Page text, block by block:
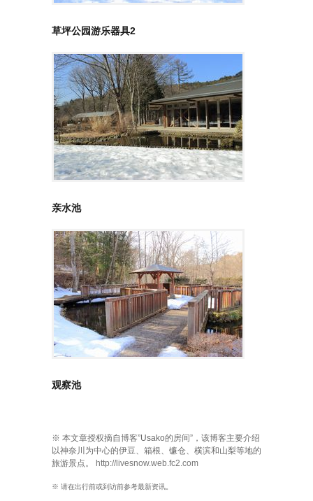
草坪公园游乐器具2
亲水池
观察池
※ 本文章授权摘自博客”Usako的房间”，该博客主要介绍
以神奈川为中心的伊豆、箱根、镰仓、横滨和山梨等地的
旅游景点。
http://livesnow.web.fc2.com
※ 请在出行前或到访前参考最新资讯。